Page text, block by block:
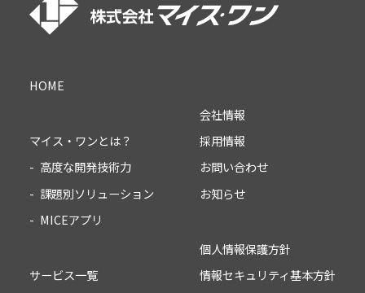
HOME
マイス・ワンとは？
高度な開発技術力
課題別ソリューション
MICEアプリ
サービス一覧
会社情報
採用情報
お問い合わせ
お知らせ
個人情報保護方針
情報セキュリティ基本方針